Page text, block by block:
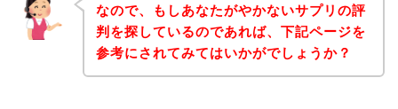
なので、もしあなたがやかないサプリの評
判を探しているのであれば、下記ページを
参考にされてみてはいかがでしょうか？